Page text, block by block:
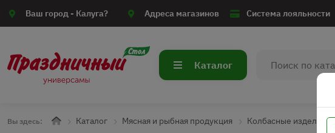
Ваш город - Калуга? Адреса магазинов Система лояльности
Каталог
Вы здесь: Каталог Мясная и рыбная продукция Колбасные изделия